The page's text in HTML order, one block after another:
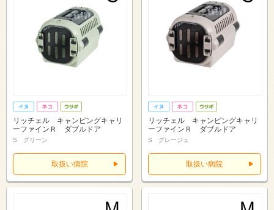
リッチェル キャンピングキャリ
ーファインＲ ダブルドア
S グリーン
取扱い病院
リッチェル キャンピングキャリ
ーファインＲ ダブルドア
S グレージュ
取扱い病院